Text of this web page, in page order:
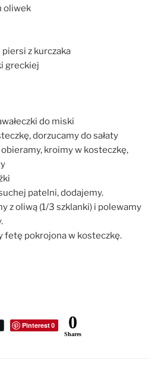
oliwek
z kurczaka
greckiej
do miski
dorzucamy do sałaty
kroimy w kosteczkę,
patelni, dodajemy.
z oliwą (1/3 szklanki) i polewamy
fetę pokrojona w kosteczkę.
Pinterest0 0
Shares